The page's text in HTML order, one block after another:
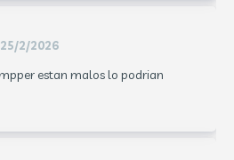
25/2/2026
estan malos lo podrian